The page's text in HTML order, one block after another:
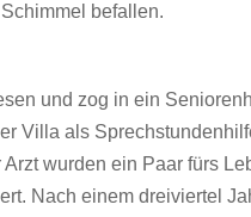
befallen.
und zog in ein
Villa als
wurden ein Paar fürs
Nach einem dreiviertel